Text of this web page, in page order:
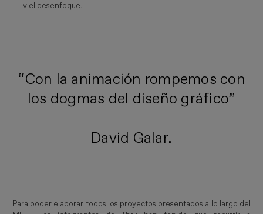
y el desenfoque.
“Con la animación rompemos con
los dogmas del diseño gráfico”
David Galar.
Para poder elaborar todos los proyectos presentados a lo largo del